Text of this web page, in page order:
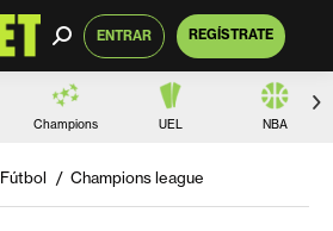
ENTRAR REGÍSTRATE
Buscar:
Champions UEL NBA
Fútbol Champions league